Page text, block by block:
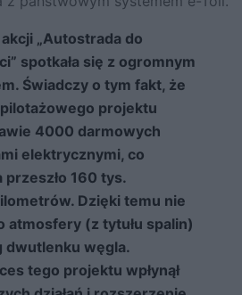
„Autostrada do
spotkała się z ogromnym
Świadczy o tym fakt, że
projektu
4000 darmowych
elektrycznymi, co
przeszło 160 tys.
Dzięki temu nie
atmosfery (z tytułu spalin)
dwutlenku węgla.
tego projektu wpłynął